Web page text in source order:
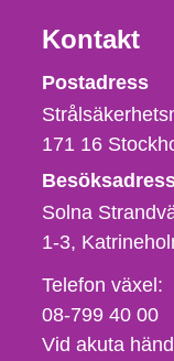
Kontakt
Postadress
171 16
Solna
1-3
Telefon,
fax
och
Telefon växel:
08-799 40 00
Vid akuta